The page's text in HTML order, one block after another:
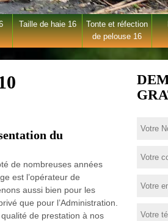
Taille de haie 16
Tonte et réfection
de pelouse 16
du
de nombreuses années
est l’opérateur de
aussi bien pour les
que pour l’Administration.
de prestation à nos